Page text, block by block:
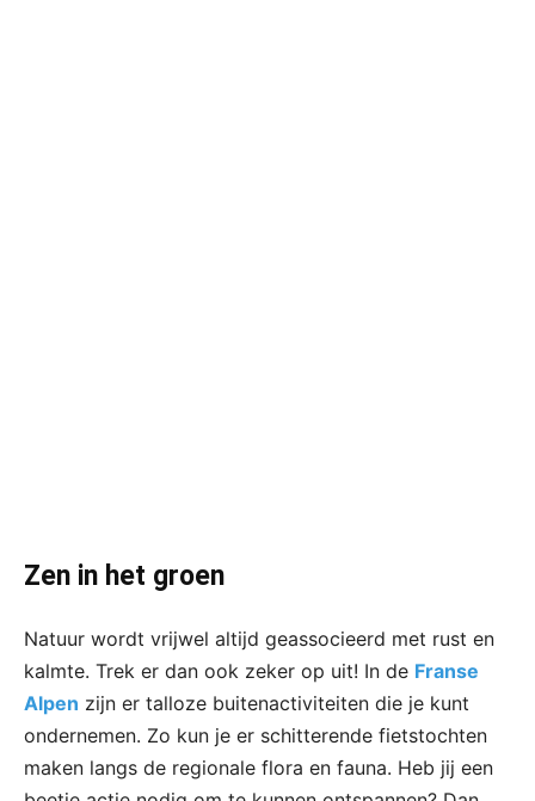
Zen in het groen
Natuur wordt vrijwel altijd geassocieerd met rust en
kalmte. Trek er dan ook zeker op uit! In de Franse
Alpen zijn er talloze buitenactiviteiten die je kunt
ondernemen. Zo kun je er schitterende fietstochten
maken langs de regionale flora en fauna. Heb jij een